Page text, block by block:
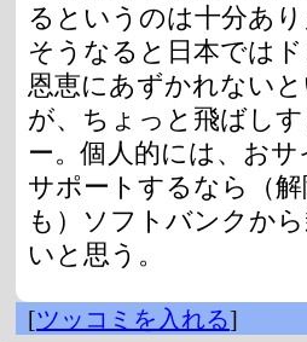
るというのは十分あり
そうなると日本では
恩恵にあずかれない
が、ちょっと飛ばし
ー。個人的には、お
サポートするなら（
も）ソフトバンクか
いと思う。
[ツッコミを入れる]